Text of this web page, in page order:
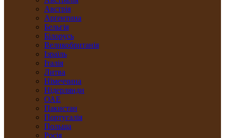
Австрія
Арґентина
Бельгія
Білорусь
Великобританія
Ізраїль
Італія
Литва
Німеччина
Нідерлянди
ОАЕ
Пакистан
Португалія
Польща
Росія